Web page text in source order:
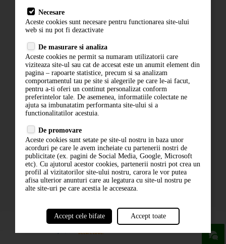
Livrare
Contact
Politica de confidentialitate
ANPC
ABONARE LA NEWSLETTER
ABONARE
Necesare
Aceste cookies sunt necesare pentru functionarea site-ului
web si nu pot fi dezactivate
De masurare si analiza
Aceste cookies ne permit sa numaram utilizatorii care
viziteaza site-ul sau cat de accesat este un anumit element din
pagina – rapoarte statistice, precum si sa analizam
comportamentul tau pe site si alegerile pe care le-ai facut,
pentru a-ti oferi un continut personalizat conform
preferintelor tale. De asemenea, informatiile colectate ne
ajuta sa imbunatatim performanta site-ului si a
functionalitatilor acestuia.
De promovare
Aceste cookies sunt setate pe site-ul nostru in baza unor
acorduri pe care le avem incheiate cu partenerii nostri de
publicitate (ex. pagini de Social Media, Google, Microsoft
etc). Cu ajutorul acestor cookies, partenerii nostri pot crea un
profil al vizitatorilor site-ului nostru, carora le vor putea
afisa ulterior anunturi care au legatura cu site-ul nostru pe
alte site-uri pe care acestia le acceseaza.
Accept cele bifate Accept toate